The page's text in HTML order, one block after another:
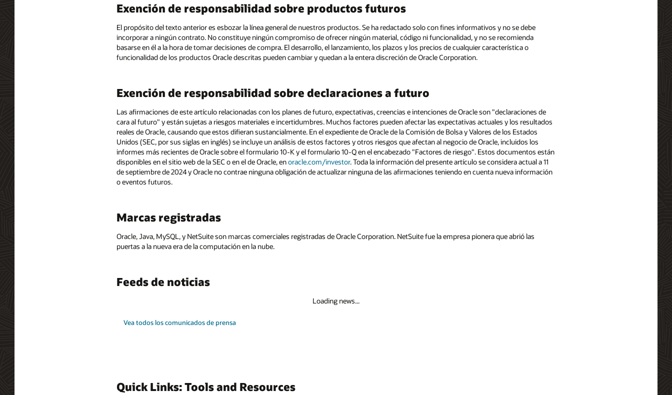
Exención de responsabilidad sobre productos futuros
El propósito del texto anterior es esbozar la línea general de nuestros productos. Se ha redactado solo con fines informativos y no se debe
incorporar a ningún contrato. No constituye ningún compromiso de ofrecer ningún material, código ni funcionalidad, y no se recomienda
basarse en él a la hora de tomar decisiones de compra. El desarrollo, el lanzamiento, los plazos y los precios de cualquier característica o
funcionalidad de los productos Oracle descritas pueden cambiar y quedan a la entera discreción de Oracle Corporation.
Exención de responsabilidad sobre declaraciones a futuro
Las afirmaciones de este artículo relacionadas con los planes de futuro, expectativas, creencias e intenciones de Oracle son "declaraciones de
cara al futuro" y están sujetas a riesgos materiales e incertidumbres. Muchos factores pueden afectar las expectativas actuales y los resultados
reales de Oracle, causando que estos difieran sustancialmente. En el expediente de Oracle de la Comisión de Bolsa y Valores de los Estados
Unidos (SEC, por sus siglas en inglés) se incluye un análisis de estos factores y otros riesgos que afectan al negocio de Oracle, incluidos los
informes más recientes de Oracle sobre el formulario 10-K y el formulario 10-Q en el encabezado "Factores de riesgo". Estos documentos están
disponibles en el sitio web de la SEC o en el de Oracle, enoracle.com/investor. Toda la información del presente artículo se considera actual a 11
de septiembre de 2024 y Oracle no contrae ninguna obligación de actualizar ninguna de las afirmaciones teniendo en cuenta nueva información
o eventos futuros.
Marcas registradas
Oracle, Java, MySQL, y NetSuite son marcas comerciales registradas de Oracle Corporation. NetSuite fue la empresa pionera que abrió las
puertas a la nueva era de la computación en la nube.
Feeds de noticias
Loading news...
Vea todos los comunicados de prensa
Quick Links: Tools and Resources